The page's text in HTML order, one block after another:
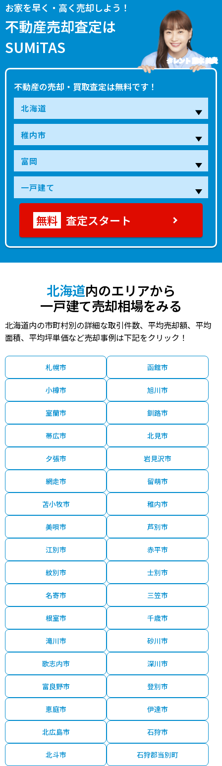
1,000 万円 南稚内 30分 20 年 95.00㎡ 2023年第4四
100万円 南稚内 155.00㎡ 2023年第１四
700 稚内 60分 39 年 240.00㎡ 130.00㎡ 2022年第3四
500万円 稚内 60分 40 年 450.00㎡ 155.00㎡ 2022年第3四
350万円 稚内 60分 50 年 210.00㎡ 125.00㎡ 2022年第3四
30万円 南稚内 30分 - 年 240.00㎡ 125.00㎡ 2022年第１四
890万円 南稚内 30分 32 年 280.00㎡ 115.00㎡ 2022年第１四
520万円 南稚内 30分 39 年 290.00㎡ 95.00㎡ 2021年第４四
万円 稚内 60分 4 年 200.00㎡
1,100 南稚内 30分 40 年 230.00㎡ 120.00㎡ 2021年第４四
南稚内 30分 44 年 240.00㎡ 105.00㎡
300万円 南稚内 30分 49 年 230.00㎡ 95.00㎡ 2021年第２四
330万円 南稚内 30分 55 年 200.00㎡ 125.00㎡ 2021年第２四
400万円 南稚内 30分 49 年 260.00㎡ 110.00㎡ 2020年第３四
2,000 46 年 2020年第３四
南稚内 130.00㎡
南稚内 125.00㎡
お家を早く・高く売却しよう！
不動産売却査定は
SUMiTAS
不動産の売却・買取査定は無料です！
タレント 藤本 美貴
査定スタート
北海道内のエリアから
一戸建て売却相場をみる
北海道内の市町村別の詳細な取引件数、平均売却額、平均
面積、平均坪単価など売却事例は下記をクリック！
札幌市 函館市
小樽市 旭川市
室蘭市 釧路市
帯広市 北見市
夕張市 岩見沢市
網走市 留萌市
苫小牧市 稚内市
美唄市 芦別市
江別市 赤平市
紋別市 士別市
名寄市 三笠市
根室市 千歳市
滝川市 砂川市
歌志内市 深川市
富良野市 登別市
恵庭市 伊達市
北広島市 石狩市
北斗市 石狩郡当別町